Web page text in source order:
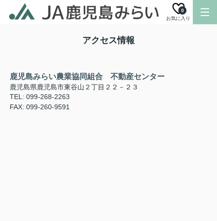
お気に入り
0
アクセス情報
鹿児島みらい農業協同組合 不動産センター
鹿児島県鹿児島市東谷山２丁目２２－２３
TEL: 099-268-2263
FAX: 099-260-9591